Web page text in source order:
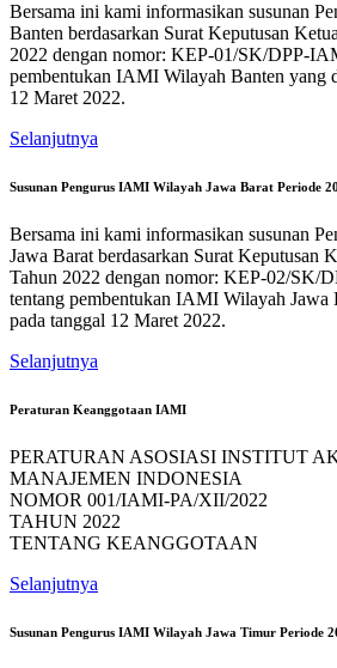
Bersama ini kami informasikan susunan
Banten berdasarkan Surat Keputusan
2022 dengan nomor: KEP-01/SK/DPP-
pembentukan IAMI Wilayah Banten yang
12 Maret 2022.
Selanjutnya
Susunan Pengurus IAMI Wilayah Jawa Barat Periode
Bersama ini kami informasikan susunan
Jawa Barat berdasarkan Surat Keputusan
Tahun 2022 dengan nomor: KEP-02/SK/
tentang pembentukan IAMI Wilayah Jawa
pada tanggal 12 Maret 2022.
Selanjutnya
Peraturan Keanggotaan IAMI
PERATURAN ASOSIASI INSTITUT
MANAJEMEN INDONESIA
NOMOR 001/IAMI-PA/XII/2022
TAHUN 2022
TENTANG KEANGGOTAAN
Selanjutnya
Susunan Pengurus IAMI Wilayah Jawa Timur Periode